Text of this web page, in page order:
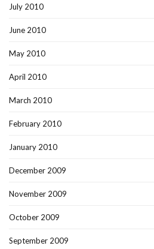
July 2010
June 2010
May 2010
April 2010
March 2010
February 2010
January 2010
December 2009
November 2009
October 2009
September 2009